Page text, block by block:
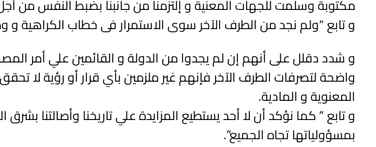
مكتوبة وسلمت للجهات المعنية و إلتزمنا من جانبنا بضبط النفس من
و تابع “ولم نجد من الطرف الآخر سوى الاستمرار فى خطاب الكراهية و
و شدد دقلل على أنهم إن لم يجدوا من الدولة و القائمين علي أمر
واضحة لتصرفات الطرف الآخر فإنهم غير ملزمين بأي قرار أو رؤية لا
المعنوية و المادية.
و تابع ” كما نؤكد أن لا أحد يستطيع المزايدة علي تاريخنا وأصالتنا
بمسؤولياتها تجاه الجميع”.